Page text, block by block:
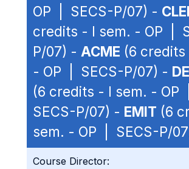
OP | SECS-P/07) -
credits - I sem. - OP |
P/07) - ACME (6 credits
- OP | SECS-P/07) -
(6 credits - I sem. - OP |
SECS-P/07) - EMIT (6
sem. - OP | SECS-P/
Course Director: